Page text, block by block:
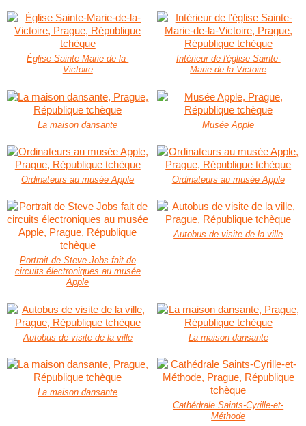
Église Sainte-Marie-de-la-
Victoire
Intérieur de l'église Sainte-
Marie-de-la-Victoire
La maison dansante Musée Apple
Ordinateurs au musée Apple Ordinateurs au musée Apple
Portrait de Steve Jobs fait de
circuits électroniques au musée
Apple
Autobus de visite de la ville
Autobus de visite de la ville La maison dansante
La maison dansante
Cathédrale Saints-Cyrille-et-
Méthode